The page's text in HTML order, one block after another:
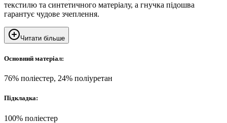
текстилю та синтетичного матеріалу, а гнучка підошва
гарантує чудове зчеплення.
Читати більше
Основний матеріал:
76% поліестер, 24% поліуретан
Підкладка:
100% поліестер